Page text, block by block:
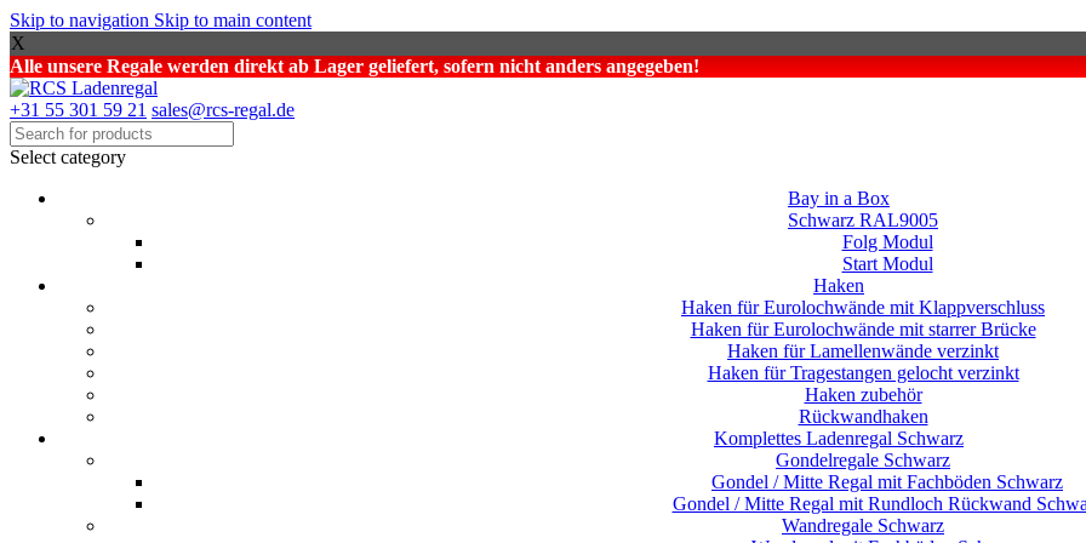
Skip to navigation Skip to main content
X
Alle unsere Regale werden direkt ab Lager geliefert, sofern nicht anders angegeben!
+31 55 301 59 21 sales@rcs-regal.de
Select category
Bay in a Box
Schwarz RAL9005
Folg Modul
Start Modul
Haken
Haken für Eurolochwände mit Klappverschluss
Haken für Eurolochwände mit starrer Brücke
Haken für Lamellenwände verzinkt
Haken für Tragestangen gelocht verzinkt
Haken zubehör
Rückwandhaken
Komplettes Ladenregal Schwarz
Gondelregale Schwarz
Gondel / Mitte Regal mit Fachböden Schwarz
Gondel / Mitte Regal mit Rundloch Rückwand
Wandregale Schwarz